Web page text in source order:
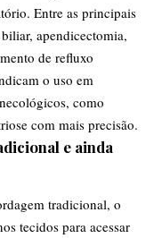
Entre as principais
apendicectomia,
de refluxo
o uso em
como
com mais precisão.
e ainda
tradicional, o
tecidos para acessar